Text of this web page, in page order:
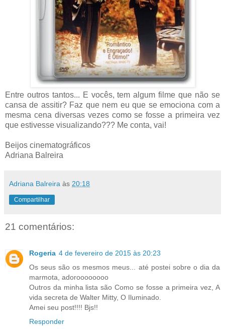
Entre outros tantos... E vocês, tem algum filme que não se
cansa de assitir? Faz que nem eu que se emociona com a
mesma cena diversas vezes como se fosse a primeira vez
que estivesse visualizando??? Me conta, vai!
Beijos cinematográficos
Adriana Balreira
Adriana Balreira às 20:18
Compartilhar
21 comentários:
Rogeria 4 de fevereiro de 2015 às 20:23
Os seus são os mesmos meus... até postei sobre o dia da
marmota, adoroooooooo
Outros da minha lista são Como se fosse a primeira vez, A
vida secreta de Walter Mitty, O Iluminado.
Amei seu post!!!! Bjs!!
Responder